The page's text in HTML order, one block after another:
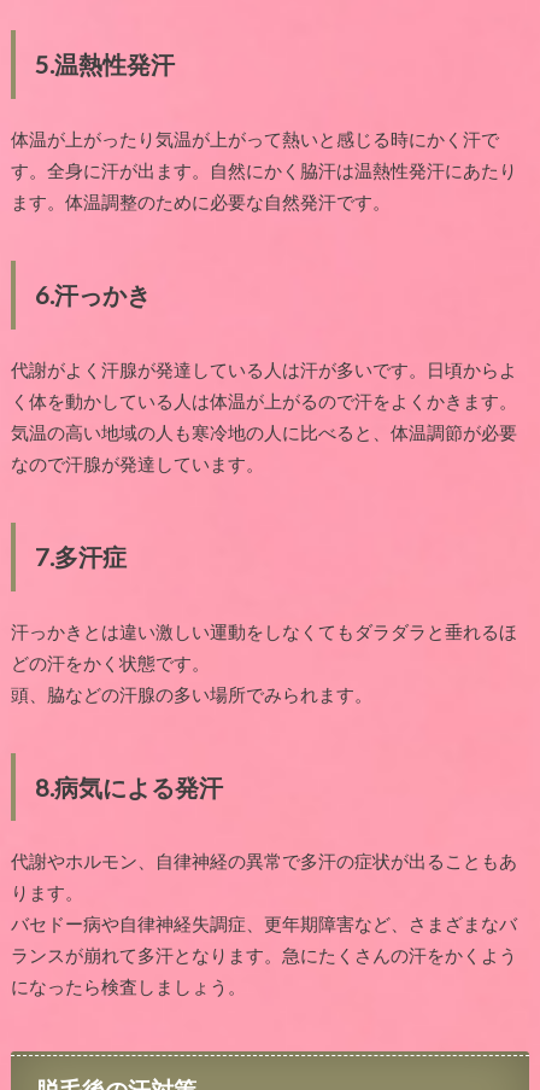
5.温熱性発汗
体温が上がったり気温が上がって熱いと感じる時にかく汗で
す。全身に汗が出ます。自然にかく脇汗は温熱性発汗にあたり
ます。体温調整のために必要な自然発汗です。
6.汗っかき
代謝がよく汗腺が発達している人は汗が多いです。日頃からよ
く体を動かしている人は体温が上がるので汗をよくかきます。
気温の高い地域の人も寒冷地の人に比べると、体温調節が必要
なので汗腺が発達しています。
7.多汗症
汗っかきとは違い激しい運動をしなくてもダラダラと垂れるほ
どの汗をかく状態です。
頭、脇などの汗腺の多い場所でみられます。
8.病気による発汗
代謝やホルモン、自律神経の異常で多汗の症状が出ることもあ
ります。
バセドー病や自律神経失調症、更年期障害など、さまざまなバ
ランスが崩れて多汗となります。急にたくさんの汗をかくよう
になったら検査しましょう。